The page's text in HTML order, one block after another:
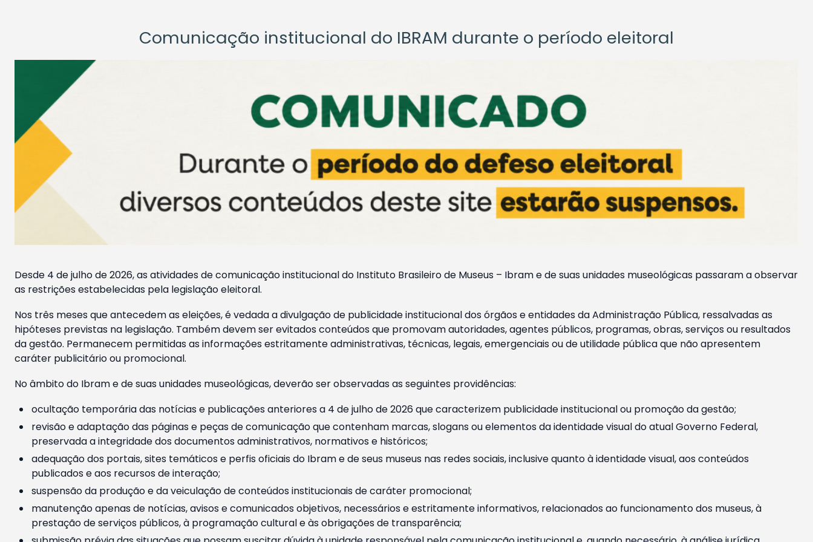
Comunicação institucional do IBRAM durante o período eleitoral
Desde 4 de julho de 2026, as atividades de comunicação institucional do Instituto Brasileiro de Museus – Ibram e de suas unidades museológicas passaram a observar
as restrições estabelecidas pela legislação eleitoral.
Nos três meses que antecedem as eleições, é vedada a divulgação de publicidade institucional dos órgãos e entidades da Administração Pública, ressalvadas as
hipóteses previstas na legislação. Também devem ser evitados conteúdos que promovam autoridades, agentes públicos, programas, obras, serviços ou resultados
da gestão. Permanecem permitidas as informações estritamente administrativas, técnicas, legais, emergenciais ou de utilidade pública que não apresentem
caráter publicitário ou promocional.
No âmbito do Ibram e de suas unidades museológicas, deverão ser observadas as seguintes providências:
ocultação temporária das notícias e publicações anteriores a 4 de julho de 2026 que caracterizem publicidade institucional ou promoção da gestão;
revisão e adaptação das páginas e peças de comunicação que contenham marcas, slogans ou elementos da identidade visual do atual Governo Federal,
preservada a integridade dos documentos administrativos, normativos e históricos;
adequação dos portais, sites temáticos e perfis oficiais do Ibram e de seus museus nas redes sociais, inclusive quanto à identidade visual, aos conteúdos
publicados e aos recursos de interação;
suspensão da produção e da veiculação de conteúdos institucionais de caráter promocional;
manutenção apenas de notícias, avisos e comunicados objetivos, necessários e estritamente informativos, relacionados ao funcionamento dos museus, à
prestação de serviços públicos, à programação cultural e às obrigações de transparência;